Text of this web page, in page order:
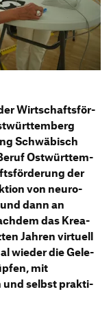
Wirt­schafts­för­
Schwä­bisch
Ostwürt­tem­
der
von neuro­
dann an
das Krea­
Jahren virtuell
wieder die Gele­
mit
und selbst prak­ti­